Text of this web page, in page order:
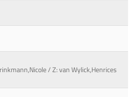
/ Z: van Wylick,Henrices